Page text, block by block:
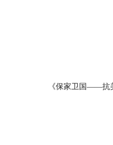
《保家卫国——抗